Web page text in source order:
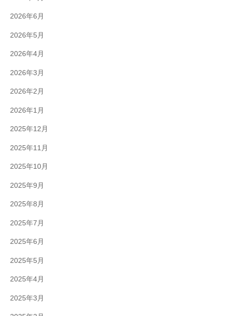
2026年6月
2026年5月
2026年4月
2026年3月
2026年2月
2026年1月
2025年12月
2025年11月
2025年10月
2025年9月
2025年8月
2025年7月
2025年6月
2025年5月
2025年4月
2025年3月